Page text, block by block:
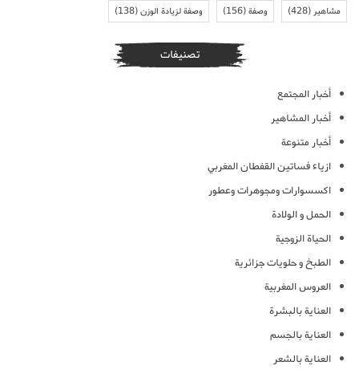
مشاهير (428) وصفة(156) وصفة لزيادة الوزن(138)
تصنيفات
أخبار المجتمع
أخبار المشاهير
أخبار متنوعة
ازياء فساتين القفطان المغربي
اكسسوارات ومجوهرات وعطور
الحمل و الولادة
الحياة الزوجية
الطبخ و حلويات جزائرية
العروس المغربية
العناية بالبشرة
العناية بالجسم
العناية بالشعر